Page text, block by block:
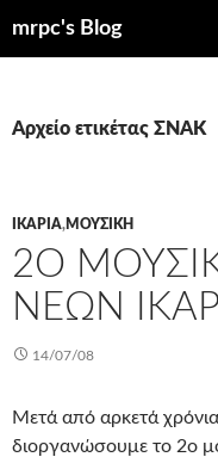
mrpc's Blog
Αρχείο ετικέτας ΣΝΑΚ
ΙΚΑΡΊΑ,ΜΟΥΣΙΚΉ
2Ο
ΝΈΩΝ
14/07/08
Μετά από αρκετά
διοργανώσουμε το 2ο